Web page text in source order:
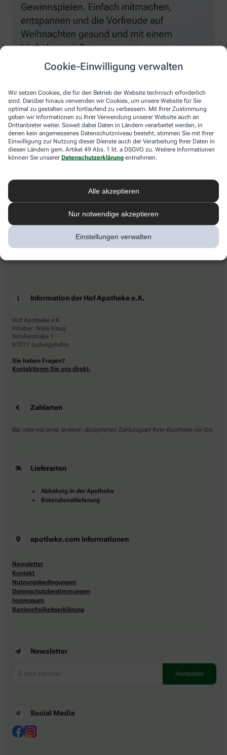
Cookie-Einwilligung verwalten
Wir setzen Cookies, die für den Betrieb der Website technisch erforderlich
sind. Darüber hinaus verwenden wir Cookies, um unsere Website für Sie
optimal zu gestalten und fortlaufend zu verbessern. Mit Ihrer Zustimmung
geben wir Informationen zu Ihrer Verwendung unserer Website auch an
Drittanbieter weiter. Soweit dabei Daten in Ländern verarbeitet werden, in
denen kein angemessenes Datenschutzniveau besteht, stimmen Sie mit Ihrer
Einwilligung zur Nutzung dieser Dienste auch der Verarbeitung Ihrer Daten in
diesen Ländern gem. Artikel 49 Abs. 1 lit. a DSGVO zu. Weitere Informationen
können Sie unserer Datenschutzerklärung entnehmen.
Alle akzeptieren
Nur notwendige akzeptieren
Einstellungen verwalten
Information der Hof Apotheke e.K.
Hof Apotheke e.K.
Inhaber: Niels Haug
Schillerstraße 1
67071 Ludwigshafen
Sie haben Fragen?
Kontaktieren Sie uns direkt.
Zahlarten
Bar oder mit einer anderen akzeptierten Zahlungsart Ihrer Apotheke vor Ort.
Lieferarten
Abholung in der Apotheke
Botendienstlieferung
apotheke.com Informationen
Newsletter
Kontakt
Nutzungsbedingungen
Datenschutzbestimmungen
Impressum
Barrierefreiheitserklärung
Newsletter
Social Media